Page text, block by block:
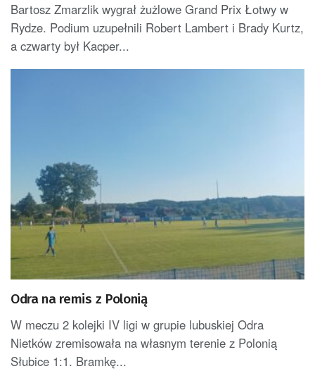
Bartosz Zmarzlik wygrał żużlowe Grand Prix Łotwy w
Rydze. Podium uzupełnili Robert Lambert i Brady Kurtz,
a czwarty był Kacper...
Odra na remis z Polonią
W meczu 2 kolejki IV ligi w grupie lubuskiej Odra
Nietków zremisowała na własnym terenie z Polonią
Słubice 1:1. Bramkę...